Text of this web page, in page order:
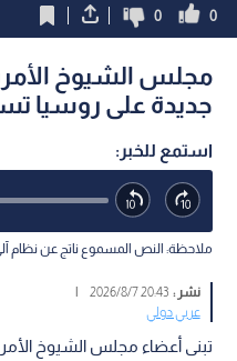
0
0
مجلس الشيوخ
جديدة على روسيا
استمع للخبر:
ملاحظة: النص المسموع ناتج عن نظام
نشر :20:43 2026/8/7
|
عربي دولي
تبنى أعضاء مجلس الشيوخ